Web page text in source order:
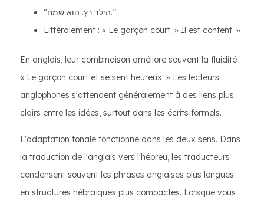
“הילד רץ. הוא שמח.”
Littéralement : « Le garçon court. » Il est content. »
En anglais, leur combinaison améliore souvent la fluidité :
« Le garçon court et se sent heureux. » Les lecteurs
anglophones s'attendent généralement à des liens plus
clairs entre les idées, surtout dans les écrits formels.
L'adaptation tonale fonctionne dans les deux sens. Dans
la traduction de l'anglais vers l'hébreu, les traducteurs
condensent souvent les phrases anglaises plus longues
en structures hébraïques plus compactes. Lorsque vous